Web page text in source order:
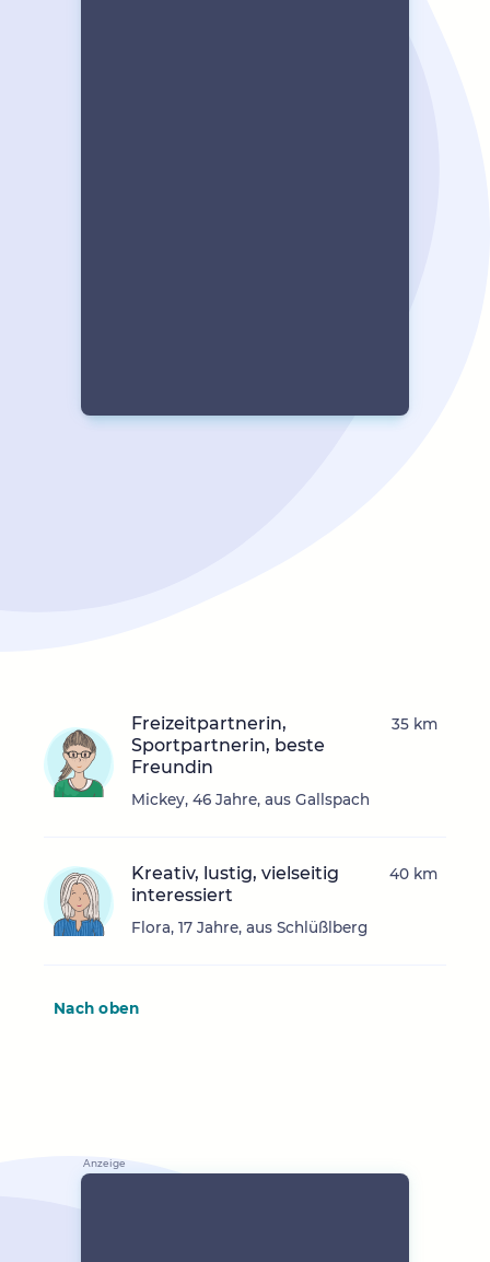
Freizeitpartnerin,
Sportpartnerin, beste
Freundin
Mickey, 46 Jahre, aus Gallspach
35 km
Kreativ, lustig, vielseitig
interessiert
Flora, 17 Jahre, aus Schlüßlberg
40 km
Nach oben